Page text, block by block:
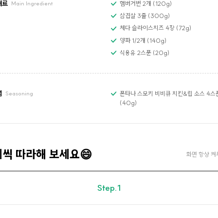
료 Main Ingredient
햄버거번 2개 (120g)
삼겹살 3줄 (300g)
체다 슬라이스치즈 4장 (72g)
양파 1/2개 (140g)
식용유 2스푼 (20g)
Seasoning
폰타나 스모키 비비큐 치킨&립 소스 4스
(40g)
따라해 보세요😄 화면 항상 켜
Step.1